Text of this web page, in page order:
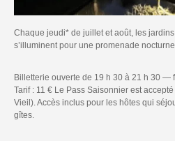
Chaque jeudi* de juillet et août, les
s’illuminent pour une promenade
Billetterie ouverte de 19 h 30 à 21 h 30 —
Tarif : 11 € Le Pass Saisonnier est
Vieil). Accès inclus pour les hôtes qui
gîtes.